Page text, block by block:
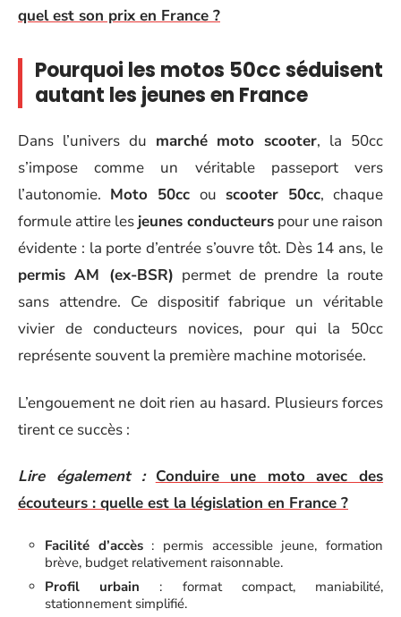
quel est son prix en France ?
Pourquoi les motos 50cc séduisent
autant les jeunes en France
Dans l’univers du marché moto scooter, la 50cc
s’impose comme un véritable passeport vers
l’autonomie. Moto 50cc ou scooter 50cc, chaque
formule attire les jeunes conducteurs pour une raison
évidente : la porte d’entrée s’ouvre tôt. Dès 14 ans, le
permis AM (ex-BSR) permet de prendre la route
sans attendre. Ce dispositif fabrique un véritable
vivier de conducteurs novices, pour qui la 50cc
représente souvent la première machine motorisée.
L’engouement ne doit rien au hasard. Plusieurs forces
tirent ce succès :
Lire également : Conduire une moto avec des
écouteurs : quelle est la législation en France ?
Facilité d’accès: permis accessible jeune, formation
brève, budget relativement raisonnable.
Profil urbain : format compact, maniabilité,
stationnement simplifié.